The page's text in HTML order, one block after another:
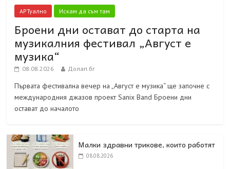
АРТуално Искам да съм там
Броени дни остават до старта на
музикалния фестивал „Август е
музика“
08.08.2026 Долап.бг
Първата фестивална вечер на „Август е музика“ ще започне с
международния джазов проект Sanix Band Броени дни
остават до началото
Малки здравни трикове, които работят
08.08.2026